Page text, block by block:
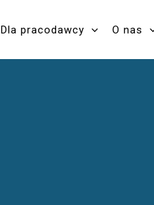
Dla pracodawcy O nas